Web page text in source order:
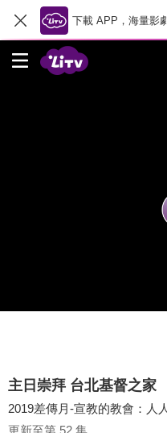
下載 APP，海量影
主日崇拜 台北基督之家
2019差傳月-宣教的教會：人
更新至第 52 集